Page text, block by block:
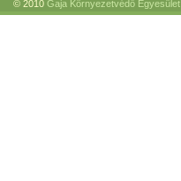
© 2010 Gaja Környezetvédő Egyesület